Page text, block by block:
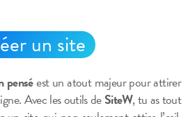
un site
penséest un atout majeur pour attirer
Avec les outils deSiteW, tu as tout